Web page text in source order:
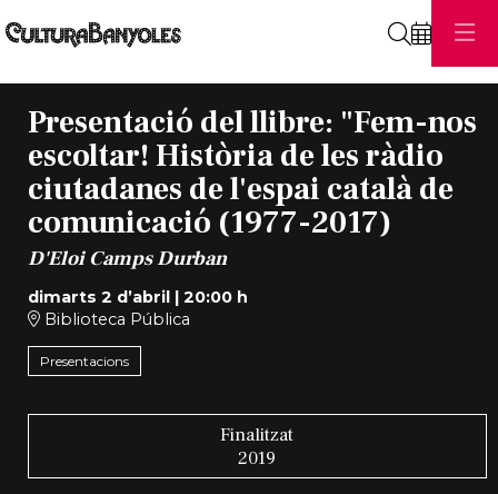
Presentació del llibre: "Fem-nos
escoltar! Història de les ràdio
ciutadanes de l'espai català de
comunicació (1977-2017)
D'Eloi Camps Durban
dimarts 2 d’abril| 20:00 h
Biblioteca Pública
Presentacions
Finalitzat
2019